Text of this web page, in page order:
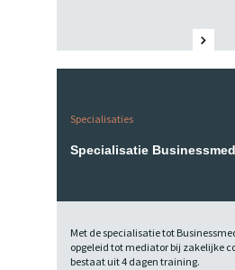
Specialisaties
Specialisatie
Met de specialisatie tot
opgeleid tot mediator bij zakelijke
bestaat uit 4 dagen training.